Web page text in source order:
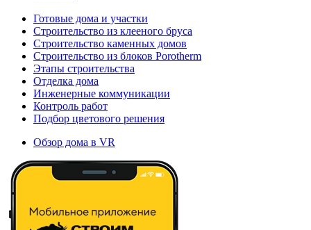
Готовые дома и участки
Строительство из клееного бруса
Строительство каменных домов
Строительство из блоков Porotherm
Этапы строительства
Отделка дома
Инженерные коммуникации
Контроль работ
Подбор цветового решения
Обзор дома в VR